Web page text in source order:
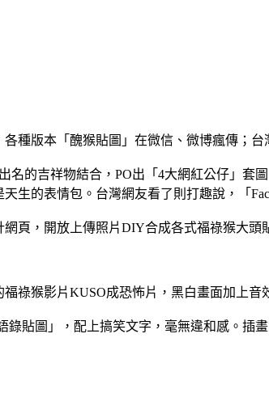
種版本「醜猴貼圖」在微信、微博瘋傳；
名的吉祥物結合，PO出「4大網紅公仔」
生的表情包。台灣網友看了則打趣說，「
頁，開放上傳照片DIY合成各式福祿猴大頭
祿猴影片KUSO成恐怖片，黑白畫面加上音
貼圖」，配上搞笑文字，毫無違和感。插